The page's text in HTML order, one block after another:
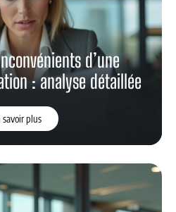
d’une
: analyse détaillée
savoir plus